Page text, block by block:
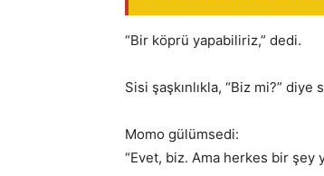
“Bir köprü yapabiliriz,” dedi.
Sisi şaşkınlıkla, “Biz mi?” diye
Momo gülümsedi:
“Evet, biz. Ama herkes bir şey